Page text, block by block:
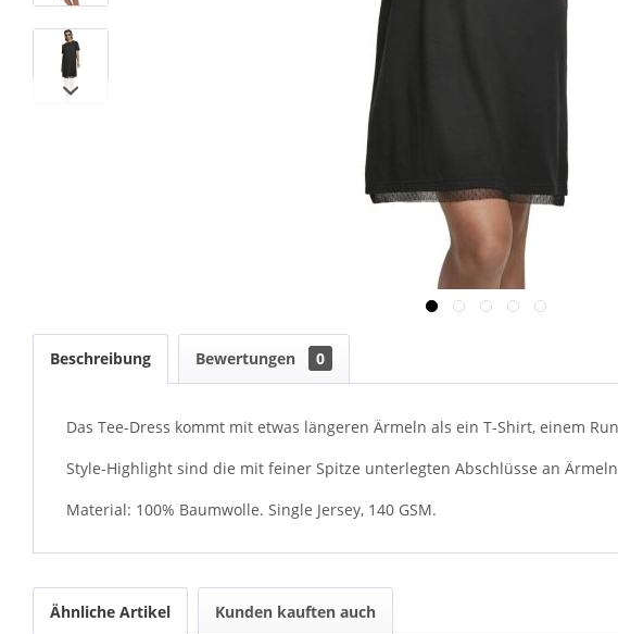
Beschreibung Bewertungen 0
Das Tee-Dress kommt mit etwas längeren Ärmeln als ein T-Shirt, einem
Style-Highlight sind die mit feiner Spitze unterlegten Abschlüsse an
Material: 100% Baumwolle. Single Jersey, 140 GSM.
Ähnliche Artikel Kunden kauften auch